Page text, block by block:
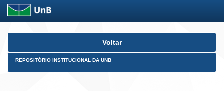
Skip
Voltar
REPOSITÓRIO INSTITUCIONAL DA UNB